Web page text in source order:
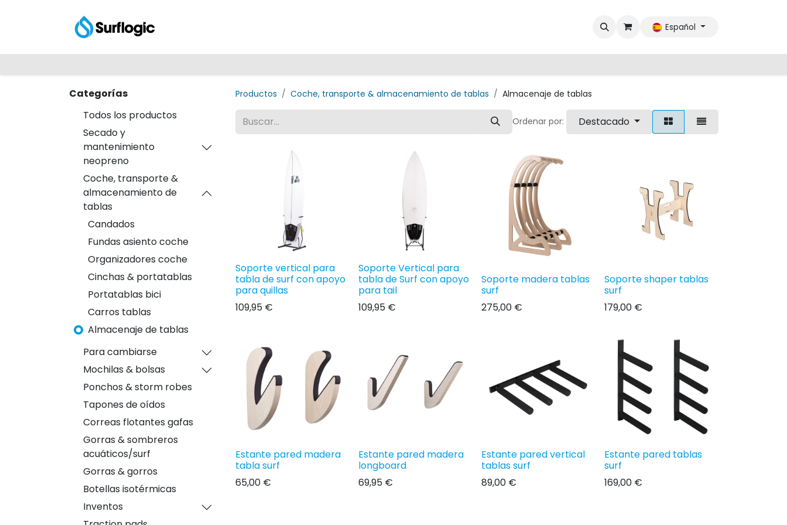
Español
Categorías
Todos los productos
Secado y
mantenimiento
neopreno
Coche, transporte &
almacenamiento de
tablas
Candados
Fundas asiento coche
Organizadores coche
Cinchas & portatablas
Portatablas bici
Carros tablas
Almacenaje de tablas
Para cambiarse
Mochilas & bolsas
Ponchos & storm robes
Tapones de oídos
Correas flotantes gafas
Gorras & sombreros
acuáticos/surf
Gorras & gorros
Botellas isotérmicas
Inventos
Productos Coche, transporte & almacenamiento de tablas Almacenaje de tablas
Ordenar por: Destacado
Soporte vertical para
tabla de surf con apoyo
para quillas
109,95 €
Soporte Vertical para
tabla de Surf con apoyo
para tail
109,95 €
Soporte madera tablas
surf
275,00 €
Soporte shaper tablas
surf
179,00 €
Estante pared madera
tabla surf
65,00 €
Estante pared madera
longboard
69,95 €
Estante pared vertical
tablas surf
89,00 €
Estante pared tablas
surf
169,00 €